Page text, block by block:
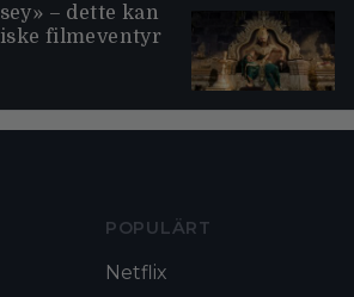
– dette kan
filmeventyr
POPULÄRT
Netflix